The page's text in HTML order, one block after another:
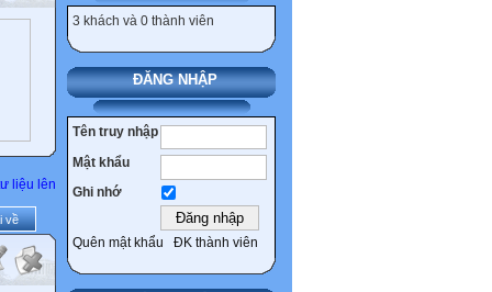
3 khách và 0 thành viên
ĐĂNG NHẬP
Tên truy nhập
Mật khẩu
Ghi nhớ
Quên mật khẩu ĐK thành viên
liệu lên
về